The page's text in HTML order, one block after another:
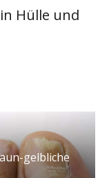
Hülle und
gelbliche